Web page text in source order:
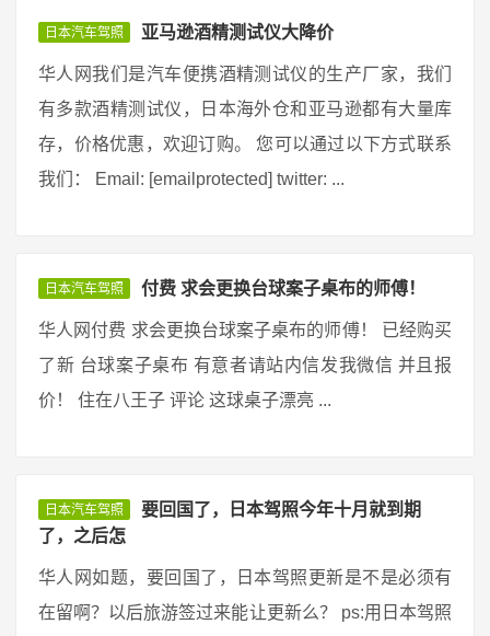
日本汽车驾照 亚马逊酒精测试仪大降价
华人网我们是汽车便携酒精测试仪的生产厂家，我们
有多款酒精测试仪，日本海外仓和亚马逊都有大量库
存，价格优惠，欢迎订购。 您可以通过以下方式联系
我们： Email: [emailprotected] twitter: ...
日本汽车驾照 付费 求会更换台球案子桌布的师傅！
华人网付费 求会更换台球案子桌布的师傅！ 已经购买
了新 台球案子桌布 有意者请站内信发我微信 并且报
价！ 住在八王子 评论 这球桌子漂亮 ...
日本汽车驾照
要回国了，日本驾照今年十月就到期
了，之后怎
华人网如题，要回国了，日本驾照更新是不是必须有
在留啊？以后旅游签过来能让更新么？ ps:用日本驾照